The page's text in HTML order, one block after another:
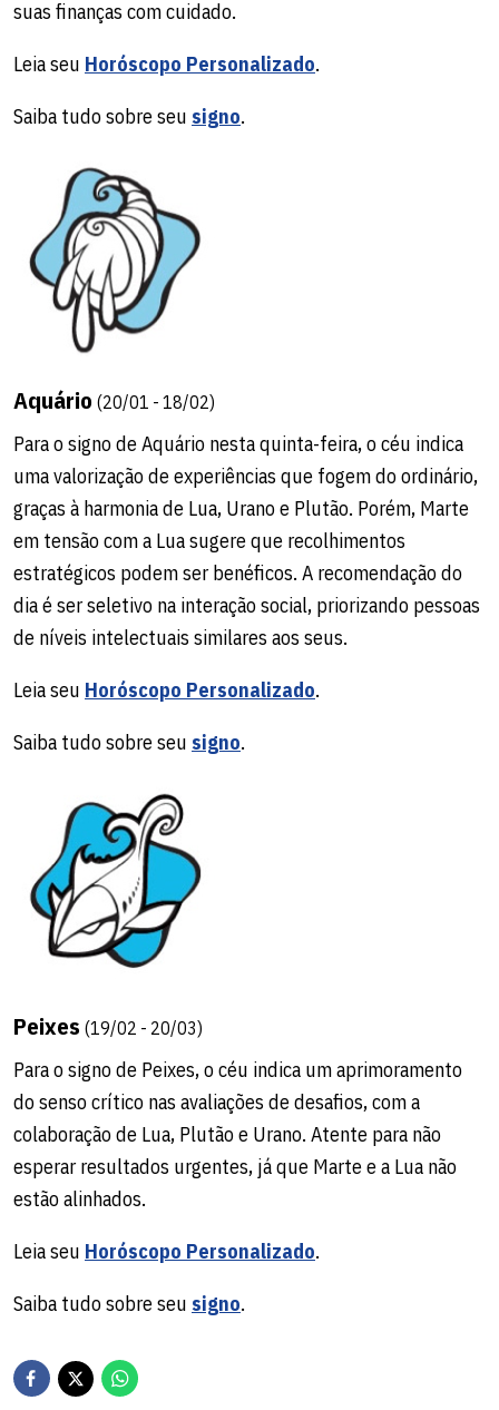
suas finanças com cuidado.
Leia seu Horóscopo Personalizado.
Saiba tudo sobre seu signo.
Aquário (20/01 - 18/02)
Para o signo de Aquário nesta quinta-feira, o céu indica
uma valorização de experiências que fogem do ordinário,
graças à harmonia de Lua, Urano e Plutão. Porém, Marte
em tensão com a Lua sugere que recolhimentos
estratégicos podem ser benéficos. A recomendação do
dia é ser seletivo na interação social, priorizando pessoas
de níveis intelectuais similares aos seus.
Leia seu Horóscopo Personalizado.
Saiba tudo sobre seu signo.
Peixes (19/02 - 20/03)
Para o signo de Peixes, o céu indica um aprimoramento
do senso crítico nas avaliações de desafios, com a
colaboração de Lua, Plutão e Urano. Atente para não
esperar resultados urgentes, já que Marte e a Lua não
estão alinhados.
Leia seu Horóscopo Personalizado.
Saiba tudo sobre seu signo.